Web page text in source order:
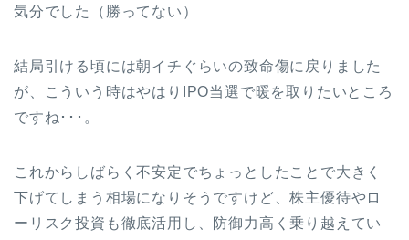
気分でした（勝ってない）
結局引ける頃には朝イチぐらいの致命傷に戻りました
が、こういう時はやはりIPO当選で暖を取りたいところ
ですね･･･。
これからしばらく不安定でちょっとしたことで大きく
下げてしまう相場になりそうですけど、株主優待やロ
ーリスク投資も徹底活用し、防御力高く乗り越えてい